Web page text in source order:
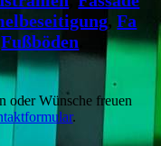
,Fa
Fußböden
oder Wünsche freuen
.